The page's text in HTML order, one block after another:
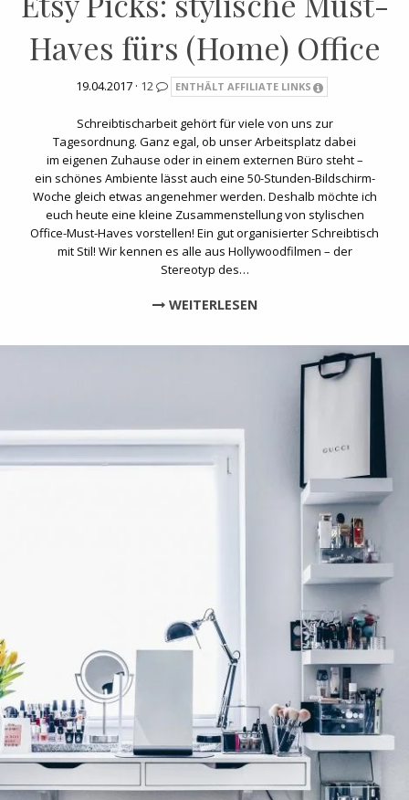
Haves fürs (Home) Office
19.04.2017 · 12 ENTHÄLT AFFILIATE LINKS
Schreibtischarbeit gehört für viele von uns zur
Tagesordnung. Ganz egal, ob unser Arbeitsplatz dabei
im eigenen Zuhause oder in einem externen Büro steht –
ein schönes Ambiente lässt auch eine 50-Stunden-Bildschirm-
Woche gleich etwas angenehmer werden. Deshalb möchte ich
euch heute eine kleine Zusammenstellung von stylischen
Office-Must-Haves vorstellen! Ein gut organisierter Schreibtisch
mit Stil! Wir kennen es alle aus Hollywoodfilmen – der
Stereotyp des…
WEITERLESEN